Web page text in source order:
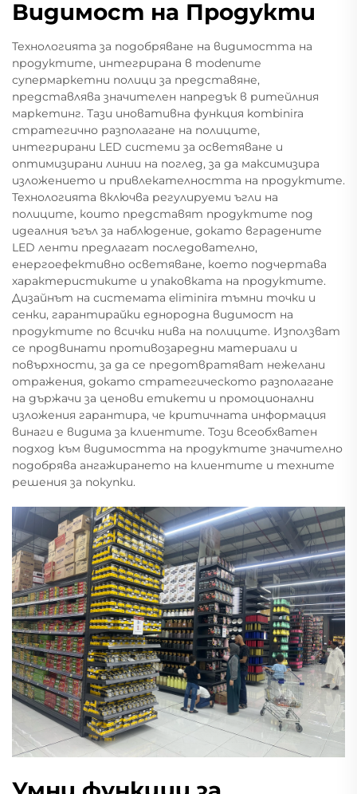
Видимост на Продукти
Технологията за подобряване на видимостта на
продуктите, интегрирана в modenите
супермаркетни полици за представяне,
представлява значителен напредък в ритейлния
маркетинг. Тази иновативна функция kombinira
стратегично разполагане на полиците,
интегрирани LED системи за осветяване и
оптимизирани линии на поглед, за да максимизира
изложението и привлекателността на продуктите.
Технологията включва регулируеми ъгли на
полиците, които представят продуктите под
идеалния ъгъл за наблюдение, докато вградените
LED ленти предлагат последователно,
енергоефективно осветяване, което подчертава
характеристиките и упаковката на продуктите.
Дизайнът на системата eliminira тъмни точки и
сенки, гарантирайки еднородна видимост на
продуктите по всички нива на полиците. Използват
се продвинати противозаредни материали и
повърхности, за да се предотвратяват нежелани
отражения, докато стратегическото разполагане
на държачи за ценови етикети и промоционални
изложения гарантира, че критичната информация
винаги е видима за клиентите. Този всеобхватен
подход към видимостта на продуктите значително
подобрява ангажирането на клиентите и техните
решения за покупки.